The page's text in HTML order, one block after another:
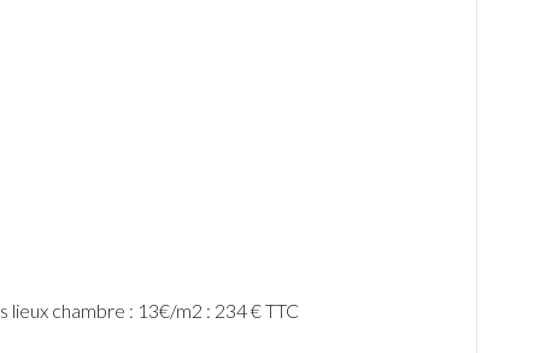
lieux chambre : 13€/m2 : 234€TTC